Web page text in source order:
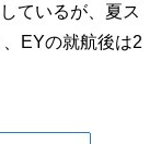
ているが、夏ス
EYの就航後は2